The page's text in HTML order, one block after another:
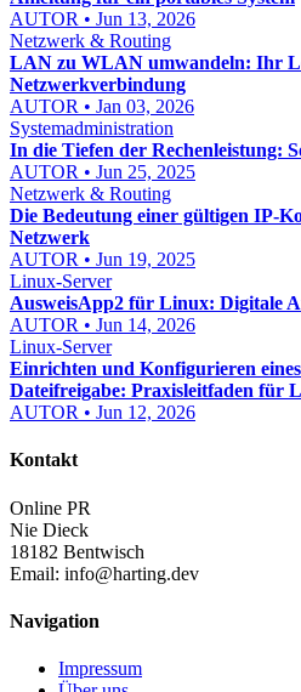
AUTOR • Jun 13, 2026
Netzwerk & Routing
LAN zu WLAN umwandeln: Ihr
Netzwerkverbindung
AUTOR • Jan 03, 2026
Systemadministration
In die Tiefen der Rechenleistung:
AUTOR • Jun 25, 2025
Netzwerk & Routing
Die Bedeutung einer gültigen IP-
Netzwerk
AUTOR • Jun 19, 2025
Linux-Server
AusweisApp2 für Linux: Digitale
AUTOR • Jun 14, 2026
Linux-Server
Einrichten und Konfigurieren
Dateifreigabe: Praxisleitfaden für
AUTOR • Jun 12, 2026
Kontakt
Online PR
Nie Dieck
18182 Bentwisch
Email: info@harting.dev
Navigation
Impressum